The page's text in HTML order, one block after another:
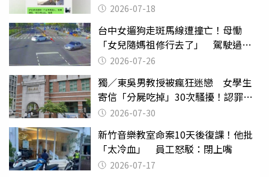
2026-07-18
台中女遛狗走斑馬線遭撞亡！母慟
「女兒隨媽祖修行去了」 駕駛過失
致死判9月
2026-07-26
獨／東吳男教授被瘋狂迷戀 女學生
寄信「分屍吃掉」30次騷擾！認罪免
關 2026-07-30
新竹音樂教室命案10天後復課！他批
「太冷血」 員工怒駁：閉上嘴
2026-07-17